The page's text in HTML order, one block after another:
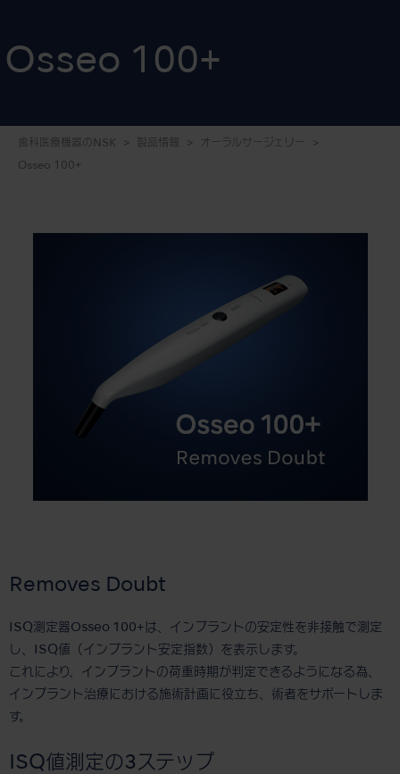
Osseo 100+
歯科医療機器のNSK 製品情報 オーラルサージェリー
Osseo 100+
Removes Doubt
ISQ測定器Osseo 100+は、インプラントの安定性を非接触で測定
し、ISQ値（インプラント安定指数）を表示します。
これにより、インプラントの荷重時期が判定できるようになる為、
インプラント治療における施術計画に役立ち、術者をサポートしま
す。
ISQ値測定の3ステップ